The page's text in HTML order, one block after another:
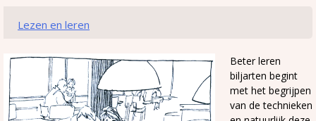
Lezen en leren
Beter leren
biljarten begint
met het begrijpen
van de technieken